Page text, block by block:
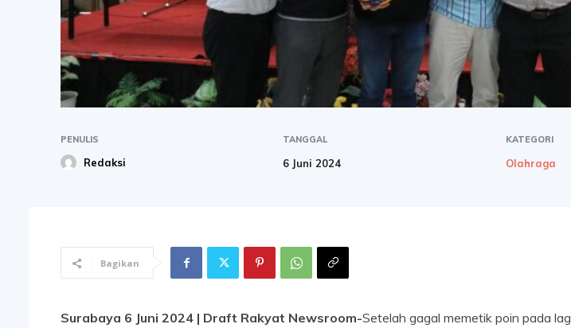
PENULIS
Redaksi
TANGGAL
6 Juni 2024
KATEGORI
Olahraga
Bagikan
Surabaya 6 Juni 2024 | Draft Rakyat Newsroom-Setelah gagal memetik poin pada